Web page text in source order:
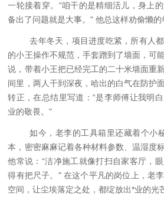
一轮接着穿。 “咱干的是精细活儿，身上
备出了问题就是大事。" 他总这样劝偷懒的
去年冬天，项目进度吃紧，所有人
的小王操作不规范，手套蹭到了墙面，可
说，带着小王把已经完工的二十米墙面重
间里，两人干到深夜，哈出的白气在防护
转正，在总结里写道： “是李师傅让我明
业的敬畏。"
如今，老李的工具箱里还藏着个小
本，密密麻麻记着各种材料参数、温湿度
他常说：“洁净施工就像打扫自家客厅，
得有把尺子。" 在这个平凡的岗位上，老
空间，让尘埃落定之处，都绽放出*业的光